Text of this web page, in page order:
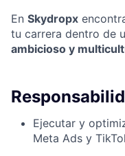
En Skydropx
tu carrera dentro de
ambicioso y
Ejecutar y
Meta Ads y